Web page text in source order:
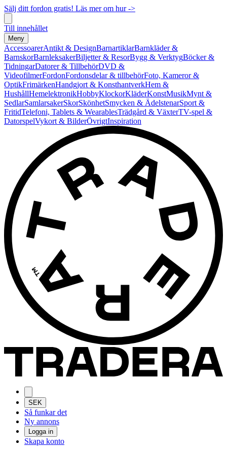
Sälj ditt fordon gratis! Läs mer om hur ->
Till innehållet
Meny
AccessoarerAntikt & DesignBarnartiklarBarnkläder &
BarnskorBarnleksakerBiljetter & ResorBygg & VerktygBöcker &
TidningarDatorer & TillbehörDVD &
VideofilmerFordonFordonsdelar & tillbehörFoto, Kameror &
OptikFrimärkenHandgjort & KonsthantverkHem &
HushållHemelektronikHobbyKlockorKläderKonstMusikMynt &
SedlarSamlarsakerSkorSkönhetSmycken & ÄdelstenarSport &
FritidTelefoni, Tablets & WearablesTrädgård & VäxterTV-spel &
DatorspelVykort & BilderÖvrigtInspiration
SEK
Så funkar det
Ny annons
Logga in
Skapa konto